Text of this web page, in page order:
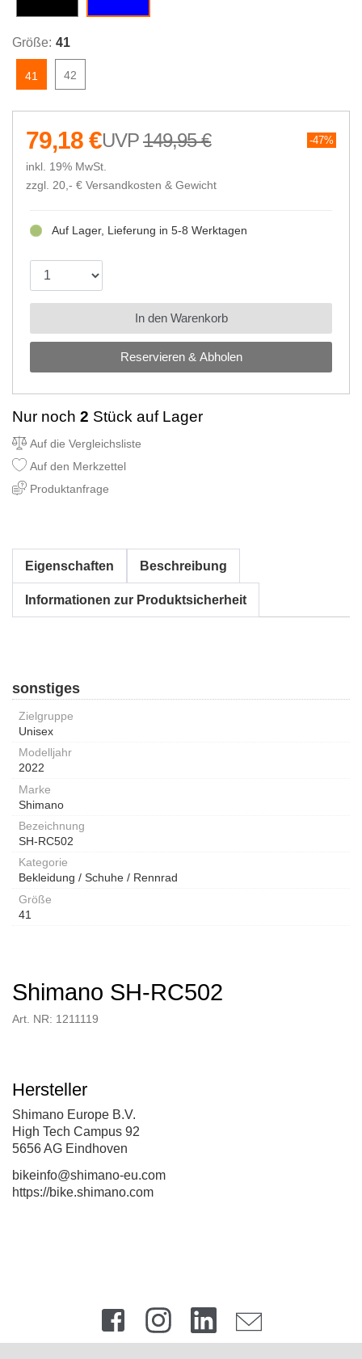
Größe: 41
41 42
149,95 € 47%
79,18 €
inkl. 19% MwSt.
zzgl. 20,- € Versandkosten & Gewicht
Reservieren & Abholen
Auf Lager, Lieferung in 5-8 Werktagen
In den Warenkorb
Nur noch 2 Stück auf Lager
Auf die Vergleichsliste
Auf den Merkzettel
Produktanfrage
Eigenschaften Beschreibung
Informationen zur Produktsicherheit
sonstiges
Zielgruppe
Unisex
Modelljahr
2022
Marke
Shimano
Bezeichnung
SH-RC502
Kategorie
Bekleidung / Schuhe / Rennrad
Größe
41
Shimano SH-RC502
Art. NR: 1211119
Hersteller
Shimano Europe B.V.
High Tech Campus 92
5656 AG Eindhoven
bikeinfo@shimano-eu.com
https://bike.shimano.com